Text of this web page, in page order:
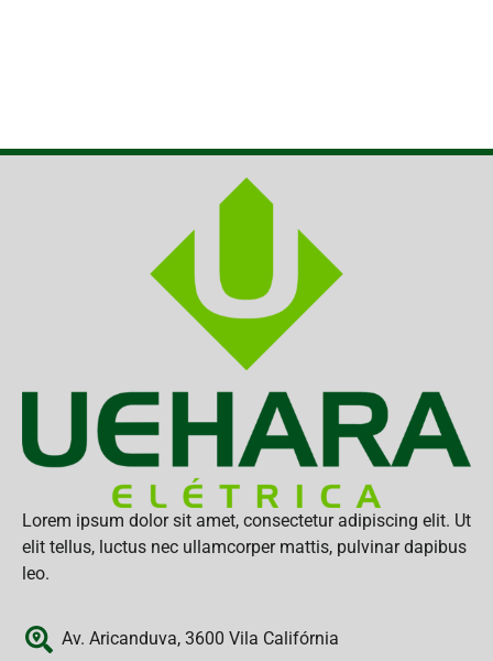
Lorem ipsum dolor sit amet, consectetur adipiscing elit. Ut
elit tellus, luctus nec ullamcorper mattis, pulvinar dapibus
leo.
Av. Aricanduva, 3600 Vila Califórnia